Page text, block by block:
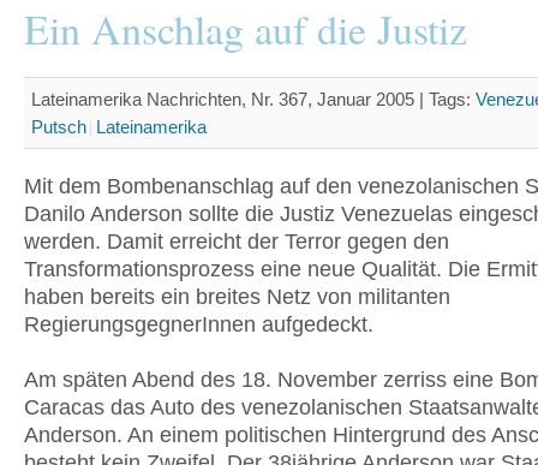
Ein Anschlag auf die Justiz
Lateinamerika Nachrichten, Nr. 367, Januar 2005 | Tags:
Putsch Lateinamerika
Mit dem Bombenanschlag auf den venezolanischen
Danilo Anderson sollte die Justiz Venezuelas
werden. Damit erreicht der Terror gegen den
Transformationsprozess eine neue Qualität. Die
haben bereits ein breites Netz von militanten
RegierungsgegnerInnen aufgedeckt.
Am späten Abend des 18. November zerriss eine
Caracas das Auto des venezolanischen
Anderson. An einem politischen Hintergrund des